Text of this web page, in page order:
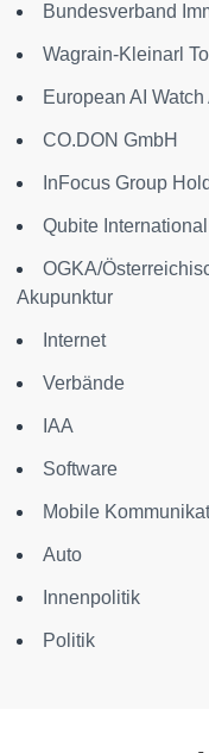
Bundesverband
Wagrain-Kleinarl
European AI
CO.DON GmbH
InFocus Group
Qubite International
OGKA/
Akupunktur
Internet
Verbände
IAA
Software
Mobile
Auto
Innenpolitik
Politik